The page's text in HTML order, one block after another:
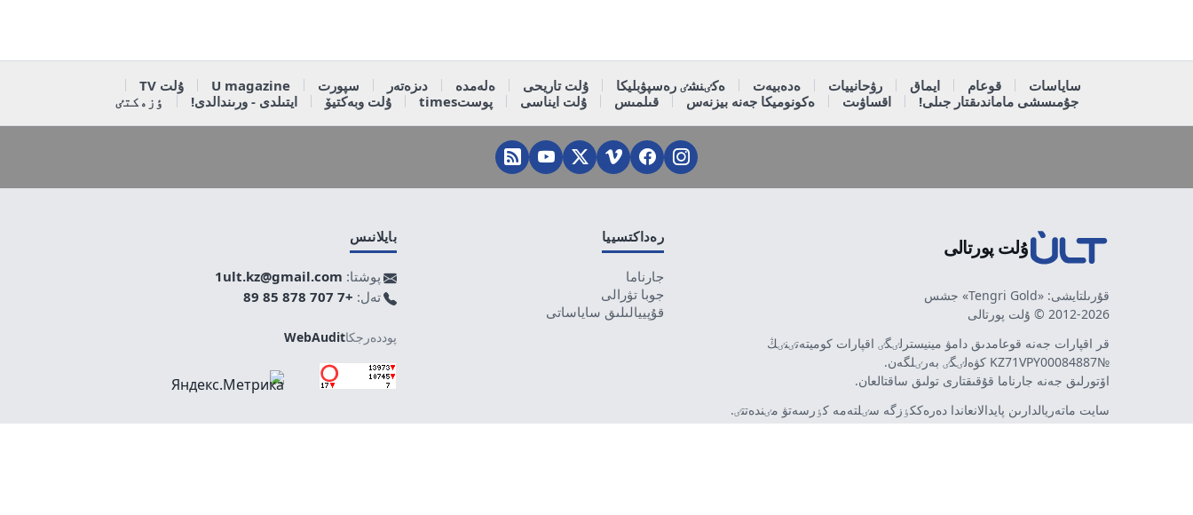
ساياسات قوعام ايماق رۋحانييات ەدەبيەت ەكٸنشٸ رەسپۋبليكا ۇلت تاريحى ەلەمدە دىزەتەر سپورت U magazine
ۇلت TV
جۇمىسشى ماماندىقتار جىلى!
اقساۋىت ەكونوميكا جەنە بيزنەس قىلمىس ۇلت ايناسى پوستtimes ۇلت وبەكتيۆ ايتىلدى - ورىندالدى! ٶزەكتٸ
ۇلت پورتالى
قۇرىلتايشى: «Tengri Gold» جشس
2012-2026 © ۇلت پورتالى
قر اقپارات جەنە قوعامدىق دامۋ مينيسترلٸگٸ اقپارات كوميتەتٸنٸڭ
№KZ71VPY00084887 كۋەلٸگٸ بەرٸلگەن.
اۆتورلىق جەنە جارناما قۇقىقتارى تولىق ساقتالعان.
سايت ماتەريالدارىن پايدالانعاندا دەرەككٶزگە سٸلتەمە كٶرسەتۋ مٸندەتتٸ.
اۆتورلار پٸكٸرٸ مەن رەداكتسييا كٶزقاراسى سەيكەس كەلە بەرمەۋٸ
رەداكتسييا
جارناما
جوبا تۋرالى
قۇپييالىلىق ساياساتى
بايلانىس
پوشتا: 1ult.kz@gmail.com
تەل: +7 707 878 85 89
پوددەرجكاWebAudit